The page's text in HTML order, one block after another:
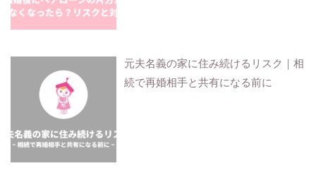
元夫名義の家に住み続けるリスク｜相
続で再婚相手と共有になる前に